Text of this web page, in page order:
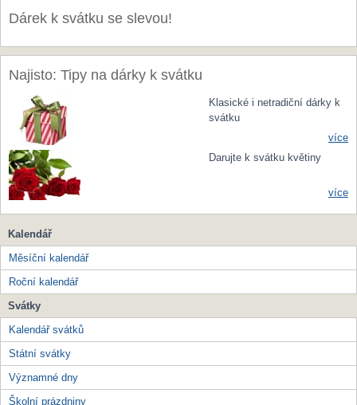
Dárek k svátku se slevou!
Najisto: Tipy na dárky k svátku
Klasické i netradiční dárky k
svátku
více
Darujte k svátku květiny
více
Kalendář
Měsíční kalendář
Roční kalendář
Svátky
Kalendář svátků
Státní svátky
Významné dny
Školní prázdniny